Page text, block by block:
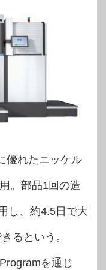
優れたニッケル
。部品1回の造
し、約4.5日で大
るという。
を通じ